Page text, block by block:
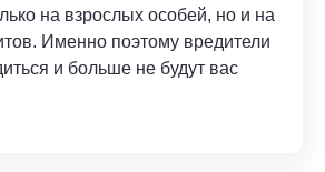
на взрослых особей, но и на
Именно поэтому вредители
и больше не будут вас